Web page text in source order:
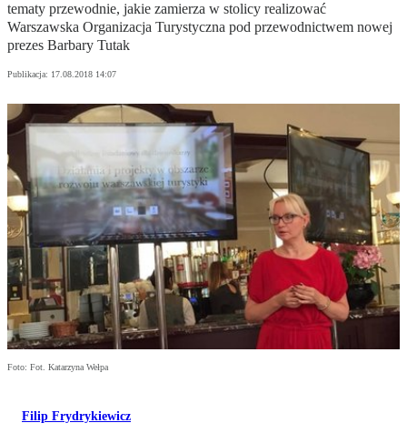
tematy przewodnie, jakie zamierza w stolicy realizować
Warszawska Organizacja Turystyczna pod przewodnictwem nowej
prezes Barbary Tutak
Publikacja: 17.08.2018 14:07
Foto: Fot. Katarzyna Wełpa
Filip Frydrykiewicz